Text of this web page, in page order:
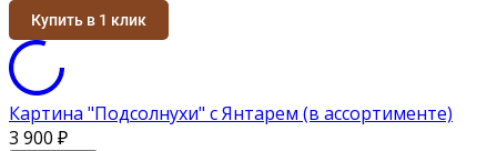
Купить в 1 клик
Картина "Подсолнухи" с Янтарем (в ассортименте)
3 900 ₽